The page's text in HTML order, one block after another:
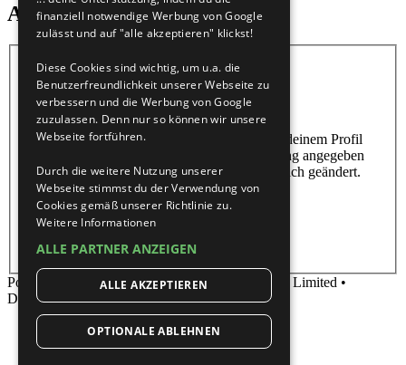
Aktivierungs-Schlüssel senden
Benutzername:
E-Mail-Adresse:
Du musst die E-Mail-Adresse angeben, die in deinem Profil
hinterlegt ist. Diese hast du bei der Registrierung angegeben
oder nachträglich in deinem persönlichen Bereich geändert.
Powered by phpBB ® Forum Software © phpBB Limited •
Deutsche Übersetzung durchphpBB.de
finanziell notwendige Werbung von Google
zulässt und auf "alle akzeptieren" klickst!
Diese Cookies sind wichtig, um u.a. die
Benutzerfreundlichkeit unserer Webseite zu
verbessern und die Werbung von Google
zuzulassen. Denn nur so können wir unsere
Webseite fortführen.
Durch die weitere Nutzung unserer
Webseite stimmst du der Verwendung von
Cookies gemäß unserer Richtlinie zu.
Weitere Informationen
ALLE PARTNER ANZEIGEN
ALLE AKZEPTIEREN
OPTIONALE ABLEHNEN